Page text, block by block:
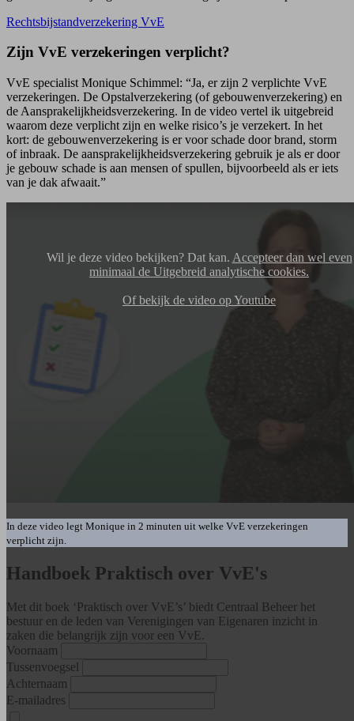
Rechtsbijstandverzekering VvE
Zijn VvE verzekeringen verplicht?
VvE specialist Monique Schimmel: “Ja, er zijn 2 verplichte VvE
verzekeringen. De Opstalverzekering (of gebouwenverzekering) en
de Aansprakelijkheids­verzekering. In de video vertel ik uitgebreid
waarom deze verplicht zijn en welke risico’s je verzekert. In het
kort: de gebouwenverzekering is er voor schade door brand, storm
of inbraak. De aansprakelijkheidsverzekering gebruik je als er door
je gebouw schade is aan mensen of spullen, bijvoorbeeld als er iets
van je dak afwaait.”
Wil je deze video bekijken? Dat kan. Accepteer dan wel even
minimaal de Uitgebreid analytische cookies.
Of bekijk de video op Youtube
In deze video legt Monique in 2 minuten uit welke VvE verzekeringen
verplicht zijn.
Handboek Praktisch over VvE's
Met dit boek ‘Praktisch over VvE’s’ biedt Centraal Beheer het
bestuur en de leden van Verenigingen van Eigenaren inzicht in
zaken die belangrijk zijn voor een VvE.
Voornaam
Tussenvoegsel
Achternaam
E-mailadres